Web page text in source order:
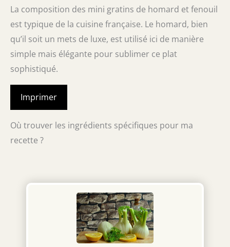
La composition des mini gratins de homard et fenouil
est typique de la cuisine française. Le homard, bien
qu’il soit un mets de luxe, est utilisé ici de manière
simple mais élégante pour sublimer ce plat
sophistiqué.
Imprimer
Où trouver les ingrédients spécifiques pour ma
recette ?